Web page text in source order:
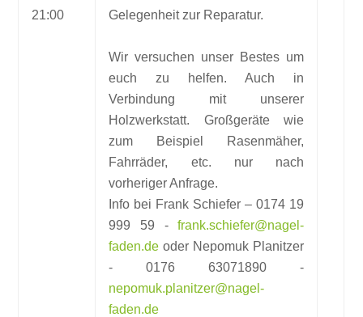
21:00
Gelegenheit zur Reparatur.
Wir versuchen unser Bestes um
euch zu helfen. Auch in
Verbindung mit unserer
Holzwerkstatt. Großgeräte wie
zum Beispiel Rasenmäher,
Fahrräder, etc. nur nach
vorheriger Anfrage.
Info bei Frank Schiefer – 0174 19
999 59 -frank.schiefer@nagel-
faden.de oder Nepomuk Planitzer
- 0176 63071890 -
nepomuk.planitzer@nagel-
faden.de